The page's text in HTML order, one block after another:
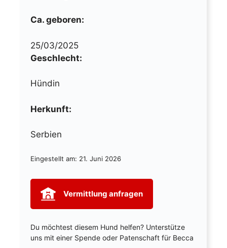
Ca. geboren:
25/03/2025
Geschlecht:
Hündin
Herkunft:
Serbien
Eingestellt am: 21. Juni 2026
Vermittlung anfragen
Du möchtest diesem Hund helfen? Unterstütze
uns mit einer Spende oder Patenschaft für Becca